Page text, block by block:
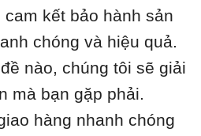
kết bảo hành sản
chóng và hiệu quả.
nào, chúng tôi sẽ giải
mà bạn gặp phải.
hàng nhanh chóng